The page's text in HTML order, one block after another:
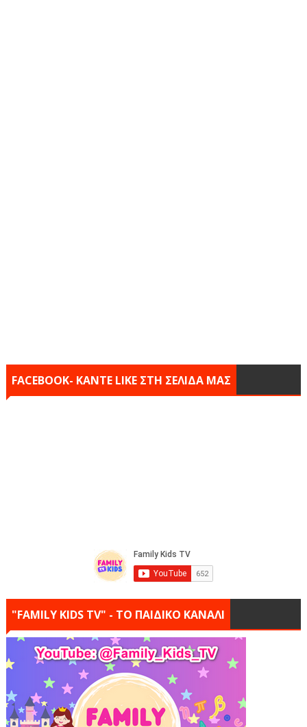
FACEBOOK- KANTE LIKE ΣΤΗ ΣΕΛΙΔΑ ΜΑΣ
"FAMILY KIDS TV" - ΤΟ ΠΑΙΔΙΚΟ ΚΑΝΑΛΙ